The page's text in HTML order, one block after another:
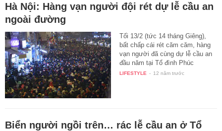
Hà Nội: Hàng vạn người đội rét dự lễ cầu an
ngoài đường
Tối 13/2 (tức 14 tháng Giêng),
bất chấp cái rét căm căm, hàng
vạn người đã cùng dự lễ cầu an
đầu năm tại Tổ đình Phúc
Khánh…
LIFESTYLE - 12 năm trước
Biển người ngồi trên… rác lễ cầu an ở Tổ